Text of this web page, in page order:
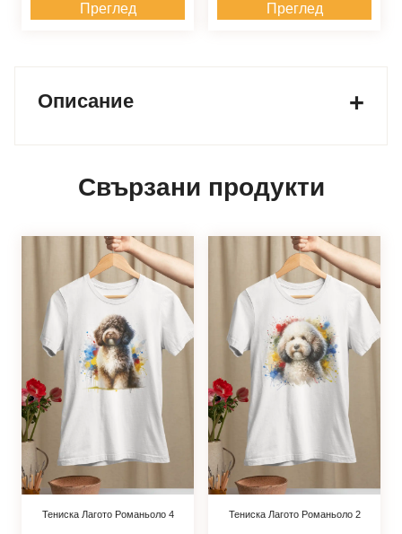
Преглед Преглед
Описание
Свързани продукти
Тениска Лагото Романьоло 4 Тениска Лагото Романьоло 2